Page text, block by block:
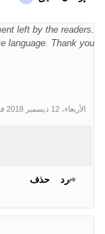
left by the readers.
language. Thank you.
الأربعاء، 12 ديسمبر 2018 في 11:34:00 م غرينتش+8
رد حذف